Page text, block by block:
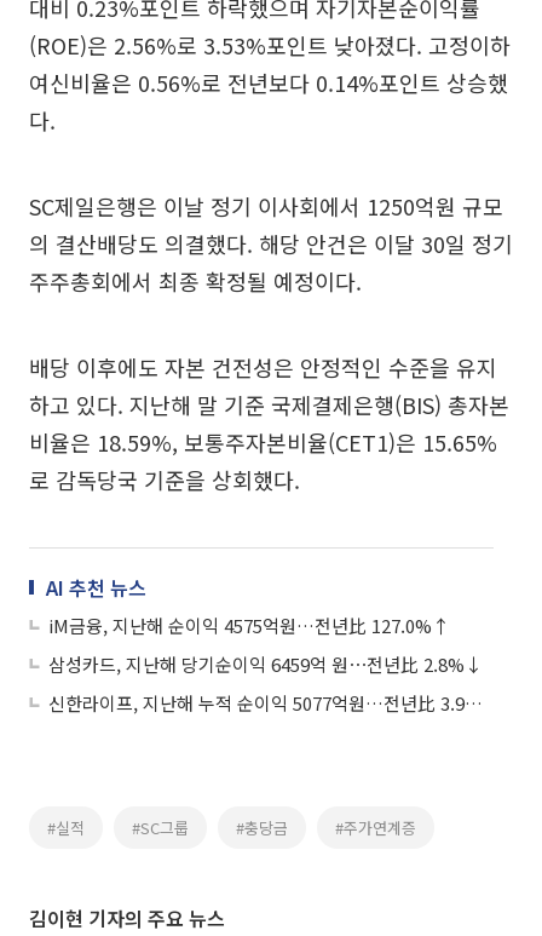
대비 0.23%포인트 하락했으며 자기자본순이익률
(ROE)은 2.56%로 3.53%포인트 낮아졌다. 고정이하
여신비율은 0.56%로 전년보다 0.14%포인트 상승했
다.
SC제일은행은 이날 정기 이사회에서 1250억원 규모
의 결산배당도 의결했다. 해당 안건은 이달 30일 정기
주주총회에서 최종 확정될 예정이다.
배당 이후에도 자본 건전성은 안정적인 수준을 유지
하고 있다. 지난해 말 기준 국제결제은행(BIS) 총자본
비율은 18.59%, 보통주자본비율(CET1)은 15.65%
로 감독당국 기준을 상회했다.
AI 추천 뉴스
iM금융, 지난해 순이익 4575억원…전년比 127.0%↑
삼성카드, 지난해 당기순이익 6459억 원⋯전년比 2.8%↓
신한라이프, 지난해 누적 순이익 5077억원…전년比 3.9%↓
#실적 #SC그룹 #충당금 #주가연계증
김이현 기자의 주요 뉴스